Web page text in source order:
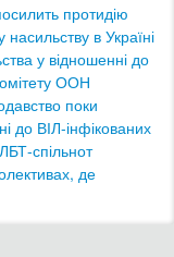
протидію
в Україні
у відношенні до
ООН
поки
до ВІЛ-інфікованих
спільнот
де